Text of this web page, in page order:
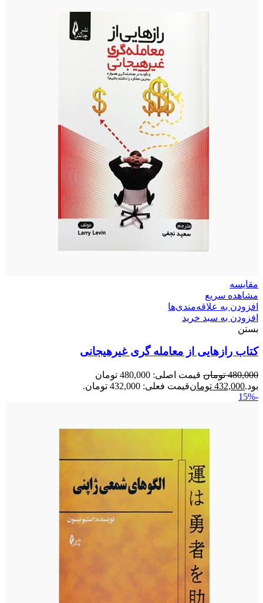
مقایسه
مشاهده سریع
افزودن به علاقه‌مندی‌ها
افزودن به سبد خرید
بستن
کتاب رازهایی از معامله گری غیرهیجانی
480,000 تومان
قیمت اصلی: 480,000 تومان
بود.432,000 تومانقیمت فعلی: 432,000 تومان.
-15%